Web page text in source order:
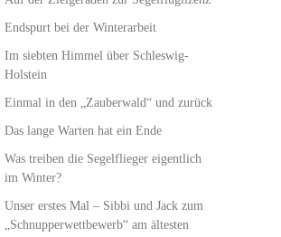
Endspurt bei der Winterarbeit
Im siebten Himmel über Schleswig-
Holstein
Einmal in den „Zauberwald“ und zurück
Das lange Warten hat ein Ende
Was treiben die Segelflieger eigentlich
im Winter?
Unser erstes Mal – Sibbi und Jack zum
„Schnupperwettbewerb“ am ältesten